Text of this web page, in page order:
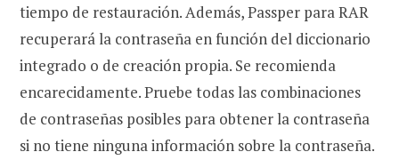
tiempo de restauración. Además, Passper para RAR
recuperará la contraseña en función del diccionario
integrado o de creación propia. Se recomienda
encarecidamente. Pruebe todas las combinaciones
de contraseñas posibles para obtener la contraseña
si no tiene ninguna información sobre la contraseña.